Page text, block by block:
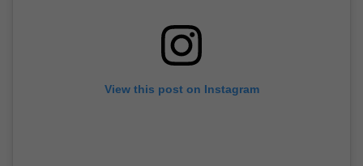
View this post on Instagram